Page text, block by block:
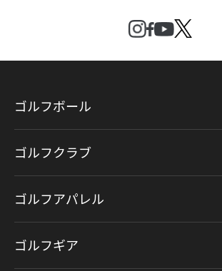
ゴルフボール
ゴルフクラブ
ゴルフアパレル
ゴルフギア